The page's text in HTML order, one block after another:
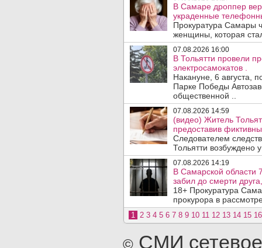
В Самаре дроппер
украденные
Прокуратура Самары
женщины, которая
07.08.2026 16:00
В Тольятти провели
электросамокатов .
Накануне, 6 августа,
Парке Победы
общественной ..
07.08.2026 14:59
(видео) Житель
предоставив
Следователем
Тольятти возбуждено
07.08.2026 14:19
В Самарской области
забил до смерти
18+ Прокуратура
прокурора в
1 2 3 4 5 6 7 8 9 10 11 12 13 14 15 16
© СМИ